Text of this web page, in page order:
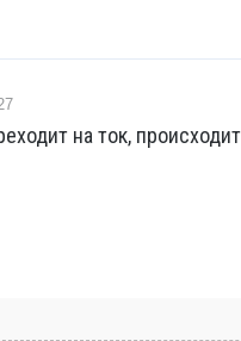
на ток,